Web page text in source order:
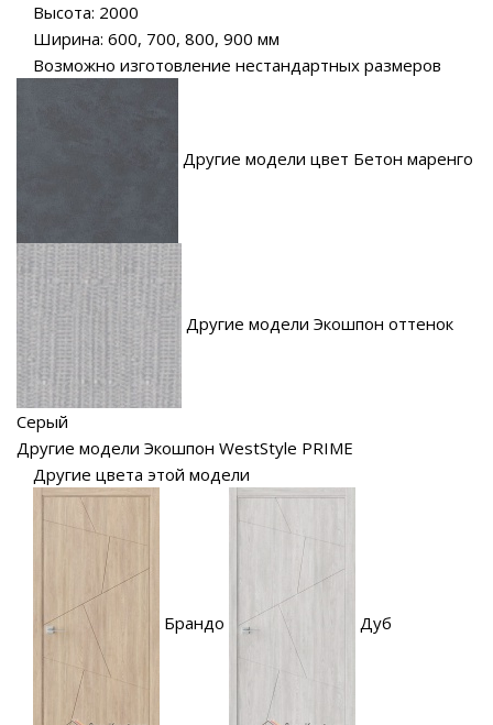
Высота: 2000
Ширина: 600, 700, 800, 900 мм
Возможно изготовление нестандартных размеров
Другие модели цвет Бетон маренго
Другие модели Экошпон оттенок
Серый
Другие модели Экошпон WestStyle PRIME
Другие цвета этой модели
Брандо Дуб